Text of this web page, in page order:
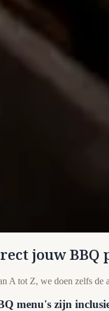
jouw BBQ
A tot Z, we doen zelfs de
menu's zijn